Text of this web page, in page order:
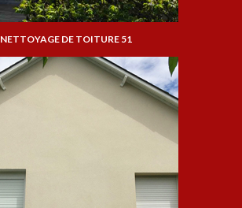
NETTOYAGE DE TOITURE 51